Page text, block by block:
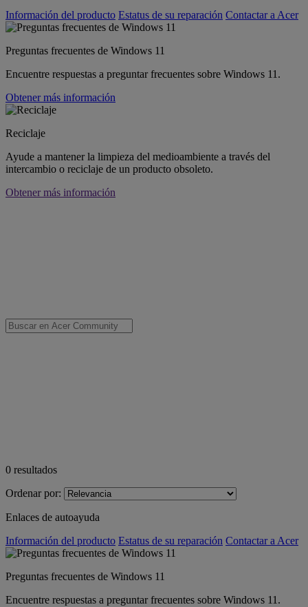
Información del producto Estatus de su reparación Contactar a Acer
Preguntas frecuentes de Windows 11
Encuentre respuestas a preguntar frecuentes sobre Windows 11.
Obtener más información
Reciclaje
Ayude a mantener la limpieza del medioambiente a través del
intercambio o reciclaje de un producto obsoleto.
Obtener más información
0 resultados
Ordenar por:
Enlaces de autoayuda
Información del producto Estatus de su reparación Contactar a Acer
Preguntas frecuentes de Windows 11
Encuentre respuestas a preguntar frecuentes sobre Windows 11.